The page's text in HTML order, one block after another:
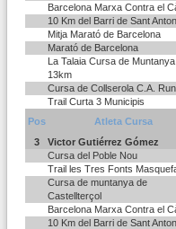
Barcelona Marxa Contra el
10 Km del Barri de Sant
Mitja Marató de Barcelona
Marató de Barcelona
La Talaia Cursa de Muntanya
13km
Cursa de Collserola C.A.
Trail Curta 3 Municipis
Pos
Atleta Cursa
3
Victor Gutiérrez Gómez
Cursa del Poble Nou
Trail les Tres Fonts
Cursa de muntanya de
Castellterçol
Barcelona Marxa Contra el
10 Km del Barri de Sant